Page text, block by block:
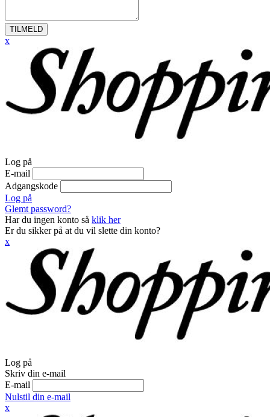
TILMELD
x
Log på
E-mail
Adgangskode
Log på
Glemt password?
Har du ingen konto så klik her
Er du sikker på at du vil slette din konto?
x
Log på
Skriv din e-mail
E-mail
Nulstil din e-mail
x